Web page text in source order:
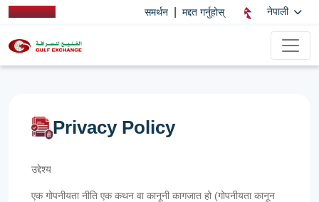
समर्थन मद्दत गर्नुहोस् नेपाली
Privacy Policy
उद्देश्य
एक गोपनीयता नीति एक कथन वा कानूनी कागजात हो (गोपनीयता कानून